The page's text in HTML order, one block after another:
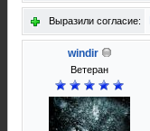
Выразили согласие:
windir
Ветеран